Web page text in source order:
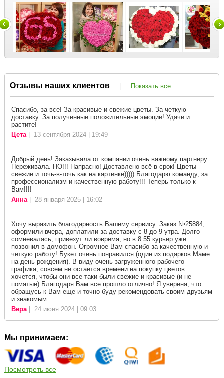
Отзывы наших клиентов | Показать все
Спасибо, за все! За красивые и свежие цветы. За четкую
доставку. За полученные положительные эмоции! Удачи и
растите!
Цета| 13 сентября 2024 | 19:49
Добрый день! Заказывала от компании очень важному партнеру.
Переживала. НО!!! Напрасно! Доставлено всё в срок! Цветы
свежие и точь-в-точь как на картинке))))) Благодарю команду, за
профессионализм и качественную работу!!! Теперь только к
Вам!!!!
Анна| 28 января 2025 | 16:02
Хочу выразить благодарность Вашему сервису. Заказ №25884,
оформили вчера, доплатили за доставку с 8 до 9 утра. Долго
сомневалась, привезут ли вовремя, но в 8:55 курьер уже
позвонил в домофон. Огромное Вам спасибо за качественную и
четкую работу! Букет очень понравился (один из подарков Маме
на день рождения). В виду очень загруженного рабочего
графика, совсем не остается времени на покупку цветов...
хочется, чтобы они все-таки были свежие и красивые (и не
помятые) Благодаря Вам все прошло отлично! Я уверена, что
обращусь к Вам еще и точно буду рекомендовать своим друзьям
и знакомым.
Вера| 24 июня 2024 | 09:03
Мы принимаем:
Посмотреть все